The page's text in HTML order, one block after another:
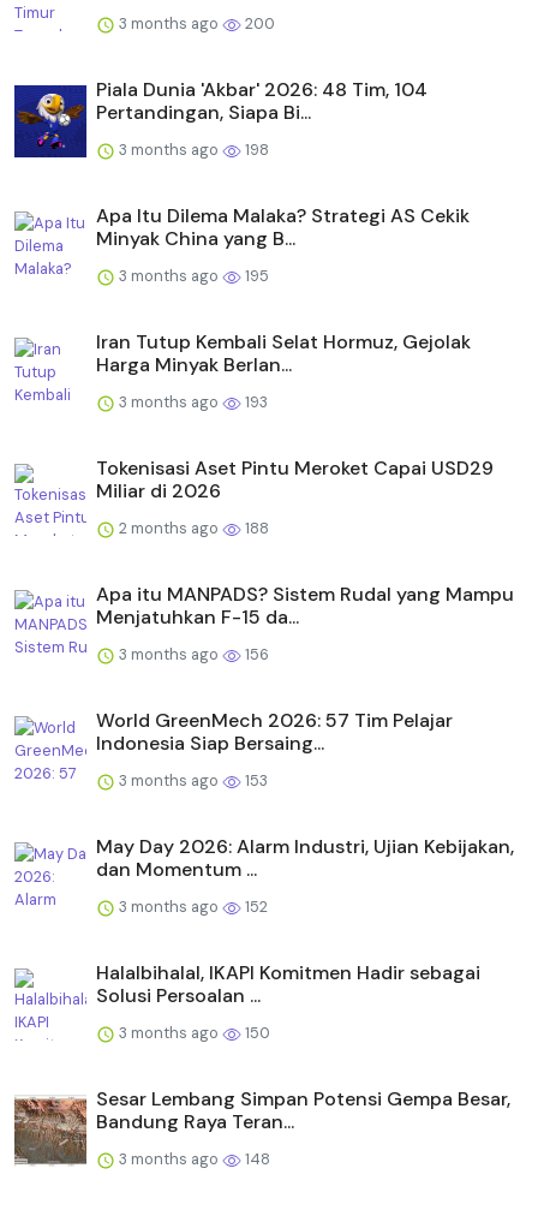
3 months ago 200
Piala Dunia 'Akbar' 2026: 48 Tim, 104
Pertandingan, Siapa Bi...
3 months ago 198
Apa Itu Dilema Malaka? Strategi AS Cekik
Minyak China yang B...
3 months ago 195
Iran Tutup Kembali Selat Hormuz, Gejolak
Harga Minyak Berlan...
3 months ago 193
Tokenisasi Aset Pintu Meroket Capai USD29
Miliar di 2026
2 months ago 188
Apa itu MANPADS? Sistem Rudal yang Mampu
Menjatuhkan F-15 da...
3 months ago 156
World GreenMech 2026: 57 Tim Pelajar
Indonesia Siap Bersaing...
3 months ago 153
May Day 2026: Alarm Industri, Ujian Kebijakan,
dan Momentum ...
3 months ago 152
Halalbihalal, IKAPI Komitmen Hadir sebagai
Solusi Persoalan ...
3 months ago 150
Sesar Lembang Simpan Potensi Gempa Besar,
Bandung Raya Teran...
3 months ago 148